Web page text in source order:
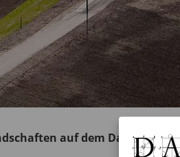
auf dem Dach: